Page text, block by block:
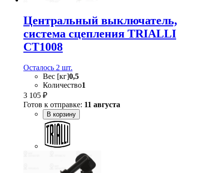
Центральный выключатель,
система сцепления TRIALLI
CT1008
Осталось 2 шт.
Вес [кг]0,5
Количество1
3 105 ₽
Готов к отправке: 11 августа
В корзину